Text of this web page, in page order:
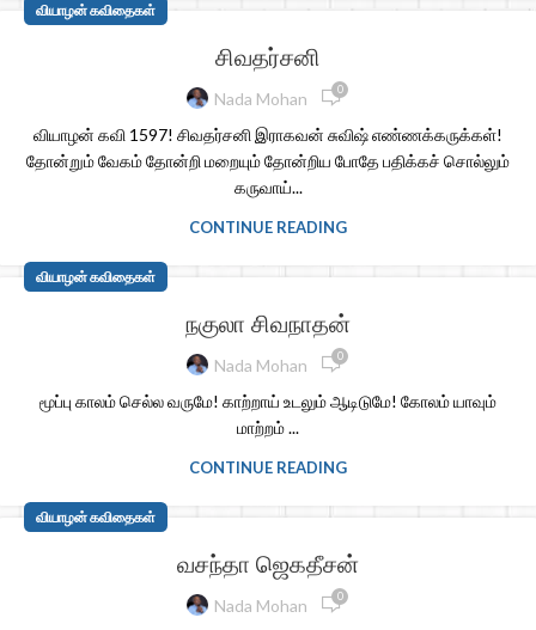
வியாழன் கவிதைகள்
சிவதர்சனி
Nada Mohan 0
வியாழன் கவி 1597! சிவதர்சனி இராகவன் சுவிஷ் எண்ணக்கருக்கள்!
தோன்றும் வேகம் தோன்றி மறையும் தோன்றிய போதே பதிக்கச் சொல்லும்
கருவாய்...
CONTINUE READING
வியாழன் கவிதைகள்
நகுலா சிவநாதன்
Nada Mohan 0
மூப்பு காலம் செல்ல வருமே! காற்றாய் உடலும் ஆடிடுமே! கோலம் யாவும்
மாற்றம் ...
CONTINUE READING
வியாழன் கவிதைகள்
வசந்தா ஜெகதீசன்
Nada Mohan 0